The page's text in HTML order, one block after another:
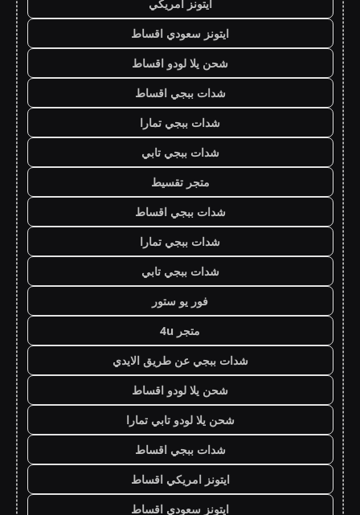
ايتونز امريكي
ايتونز سعودي اقساط
شحن يلا لودو اقساط
شدات ببجي اقساط
شدات ببجي تمارا
شدات ببجي تابي
متجر تقسيط
شدات ببجي اقساط
شدات ببجي تمارا
شدات ببجي تابي
فور يو ستور
متجر 4u
شدات ببجي عن طريق الايدي
شحن يلا لودو اقساط
شحن يلا لودو تابي تمارا
شدات ببجي اقساط
ايتونز امريكي اقساط
ايتونز سعودي اقساط